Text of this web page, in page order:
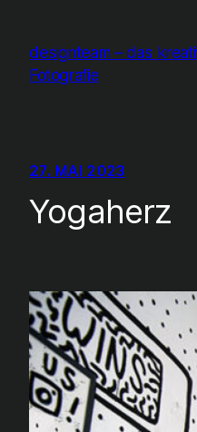
springen
designteam – das
Fotografie
27. MAI 2023
Yogaherz